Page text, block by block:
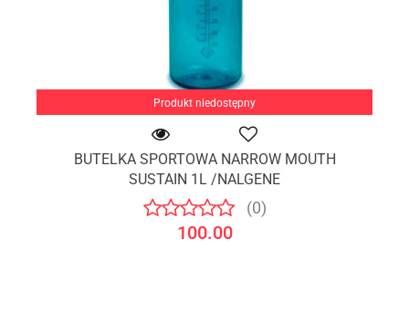
Produkt niedostępny
BUTELKA SPORTOWA NARROW MOUTH
SUSTAIN 1L /NALGENE
(0)
100.00